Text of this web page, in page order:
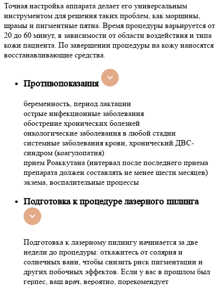
Точная настройка аппарата делает его универсальным
инструментом для решения таких проблем, как морщины,
шрамы и пигментные пятна. Время процедуры варьируется от
20 до 60 минут, в зависимости от области воздействия и типа
кожи пациента. По завершении процедуры на кожу наносятся
восстанавливающие средства.
Противопоказания
беременность, период лактации
острые инфекционные заболевания
обострение хронических болезней
онкологические заболевания в любой стадии
системные заболевания крови, хронический ДВС-
синдром (коагулопатия)
прием Роаккутана (интервал после последнего приема
препарата должен составлять не менее шести месяцев)
экзема, воспалительные процессы
Подготовка к процедуре лазерного пилинга
Подготовка к лазерному пилингу начинается за две
недели до процедуры: откажитесь от солярия и
солнечных ванн, чтобы снизить риск пигментации и
других побочных эффектов. Если у вас в прошлом был
герпес, ваш врач, вероятно, порекомендует